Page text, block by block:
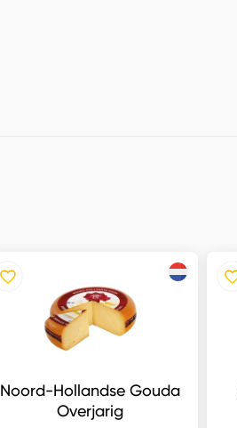
Noord-Hollandse Gouda
Overjarig